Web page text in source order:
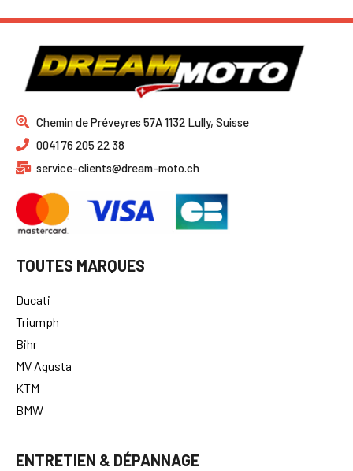
Chemin de Préveyres 57A 1132 Lully, Suisse
0041 76 205 22 38
service-clients@dream-moto.ch
TOUTES MARQUES
Ducati
Triumph
Bihr
MV Agusta
KTM
BMW
ENTRETIEN & DÉPANNAGE